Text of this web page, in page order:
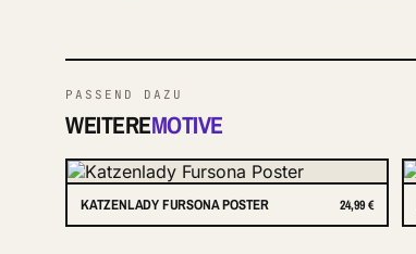
PASSEND DAZU
WEITEREMOTIVE
KATZENLADY FURSONA POSTER 24,99 €